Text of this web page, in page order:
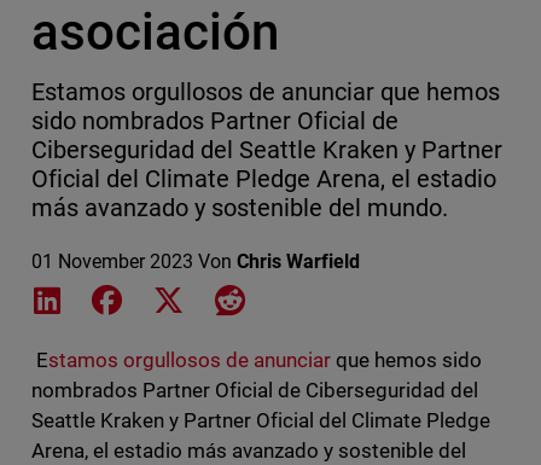
asociación
Estamos orgullosos de anunciar que hemos
sido nombrados Partner Oficial de
Ciberseguridad del Seattle Kraken y Partner
Oficial del Climate Pledge Arena, el estadio
más avanzado y sostenible del mundo.
01 November 2023 Von Chris Warfield
Share on LinkedIn
Share on Facebook
Share on XShare on Reddit
Estamos orgullosos de anunciar que hemos sido
nombrados Partner Oficial de Ciberseguridad del
Seattle Kraken y Partner Oficial del Climate Pledge
Arena, el estadio más avanzado y sostenible del